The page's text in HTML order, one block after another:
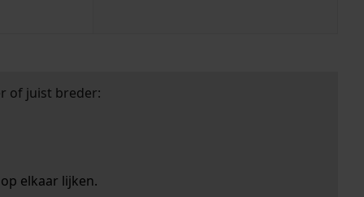
of juist breder:
elkaar lijken.